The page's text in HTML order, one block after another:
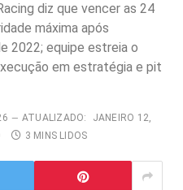
diz que vencer as 24
máxima após
2022; equipe estreia o
em estratégia e pit
ATUALIZADO:
JANEIRO 12,
3 MINS LIDOS